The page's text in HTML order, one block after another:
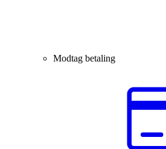
Modtag betaling